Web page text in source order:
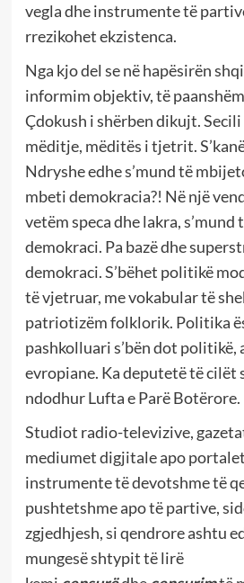
vegla dhe instrumente të
rrezikohet ekzistenca.
Nga kjo del se në hapësirën
informim objektiv, të
Çdokush i shërben dikujt.
mëditje, mëditës i tjetrit.
Ndryshe edhe s’mund të
mbeti demokracia?! Në një
vetëm speca dhe lakra,
demokraci. Pa bazë dhe
demokraci. S’bëhet politikë
të vjetruar, me vokabular të
patriotizëm folklorik. Politika
pashkolluari s’bën dot politikë,
evropiane. Ka deputetë të cilët
ndodhur Lufta e Parë Botërore.
Studiot radio-televizive,
mediumet digjitale apo
instrumente të devotshme të
pushtetshme apo të partive,
zgjedhjesh, si qendrore ashtu
mungesë shtypit të lirë